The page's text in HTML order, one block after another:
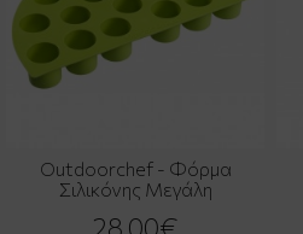
Outdoorchef - Φόρμα
Σιλικόνης Μεγάλη
28,00€